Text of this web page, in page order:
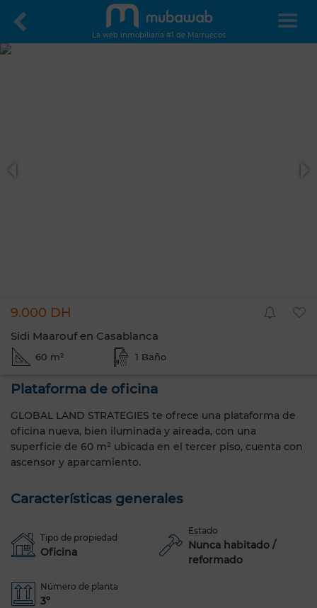
La web inmobiliaria #1 de Marruecos
9.000 DH
Sidi Maarouf en Casablanca
60 m² 1 Baño
Plataforma de oficina
GLOBAL LAND STRATEGIES te ofrece una plataforma de
oficina nueva, bien iluminada y aireada, con una
superficie de 60 m² ubicada en el tercer piso, cuenta con
ascensor y aparcamiento.
Características generales
Tipo de propiedad
Oficina
Estado
Nunca habitado /
reformado
Número de planta
3º